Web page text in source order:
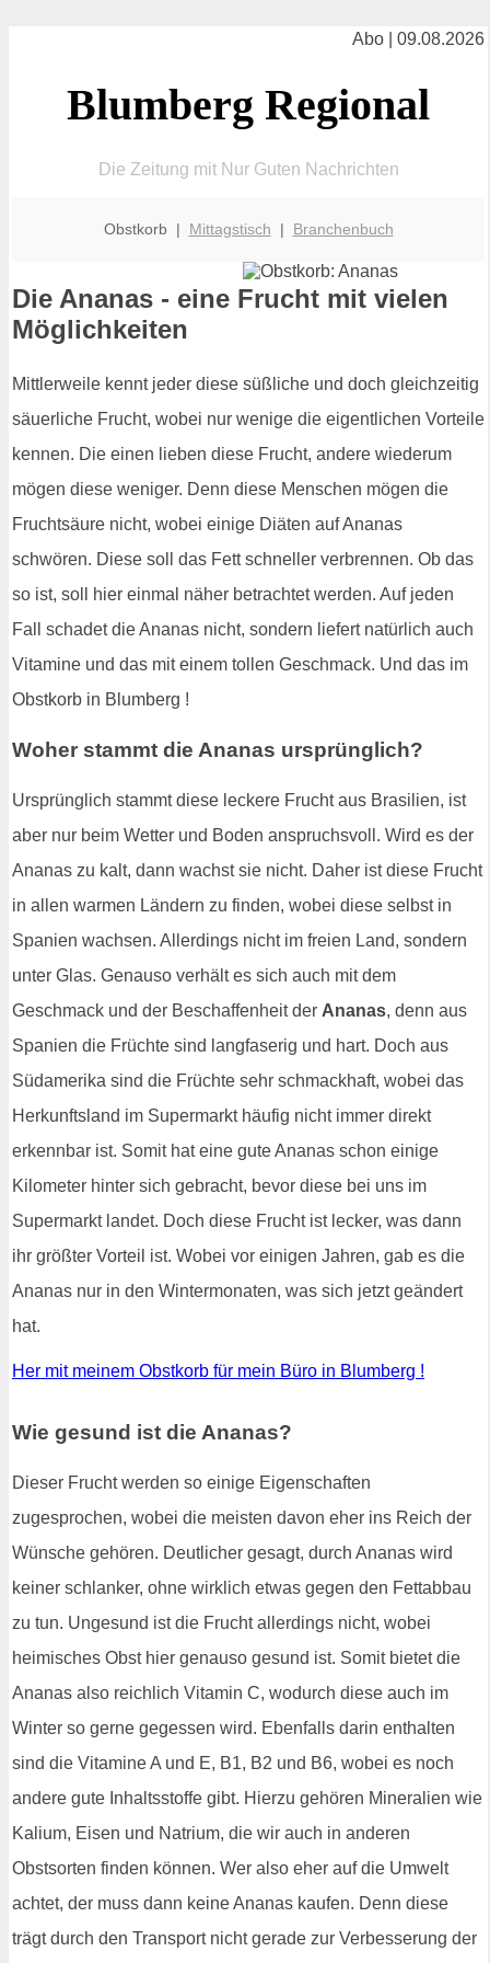
Abo | 09.08.2026
Blumberg Regional
Die Zeitung mit Nur Guten Nachrichten
Obstkorb | Mittagstisch | Branchenbuch
Die Ananas - eine Frucht mit vielen
Möglichkeiten
Mittlerweile kennt jeder diese süßliche und doch gleichzeitig
säuerliche Frucht, wobei nur wenige die eigentlichen Vorteile
kennen. Die einen lieben diese Frucht, andere wiederum
mögen diese weniger. Denn diese Menschen mögen die
Fruchtsäure nicht, wobei einige Diäten auf Ananas
schwören. Diese soll das Fett schneller verbrennen. Ob das
so ist, soll hier einmal näher betrachtet werden. Auf jeden
Fall schadet die Ananas nicht, sondern liefert natürlich auch
Vitamine und das mit einem tollen Geschmack. Und das im
Obstkorb in Blumberg !
Woher stammt die Ananas ursprünglich?
Ursprünglich stammt diese leckere Frucht aus Brasilien, ist
aber nur beim Wetter und Boden anspruchsvoll. Wird es der
Ananas zu kalt, dann wachst sie nicht. Daher ist diese Frucht
in allen warmen Ländern zu finden, wobei diese selbst in
Spanien wachsen. Allerdings nicht im freien Land, sondern
unter Glas. Genauso verhält es sich auch mit dem
Geschmack und der Beschaffenheit der Ananas, denn aus
Spanien die Früchte sind langfaserig und hart. Doch aus
Südamerika sind die Früchte sehr schmackhaft, wobei das
Herkunftsland im Supermarkt häufig nicht immer direkt
erkennbar ist. Somit hat eine gute Ananas schon einige
Kilometer hinter sich gebracht, bevor diese bei uns im
Supermarkt landet. Doch diese Frucht ist lecker, was dann
ihr größter Vorteil ist. Wobei vor einigen Jahren, gab es die
Ananas nur in den Wintermonaten, was sich jetzt geändert
hat.
Her mit meinem Obstkorb für mein Büro in Blumberg !
Wie gesund ist die Ananas?
Dieser Frucht werden so einige Eigenschaften
zugesprochen, wobei die meisten davon eher ins Reich der
Wünsche gehören. Deutlicher gesagt, durch Ananas wird
keiner schlanker, ohne wirklich etwas gegen den Fettabbau
zu tun. Ungesund ist die Frucht allerdings nicht, wobei
heimisches Obst hier genauso gesund ist. Somit bietet die
Ananas also reichlich Vitamin C, wodurch diese auch im
Winter so gerne gegessen wird. Ebenfalls darin enthalten
sind die Vitamine A und E, B1, B2 und B6, wobei es noch
andere gute Inhaltsstoffe gibt. Hierzu gehören Mineralien wie
Kalium, Eisen und Natrium, die wir auch in anderen
Obstsorten finden können. Wer also eher auf die Umwelt
achtet, der muss dann keine Ananas kaufen. Denn diese
trägt durch den Transport nicht gerade zur Verbesserung der